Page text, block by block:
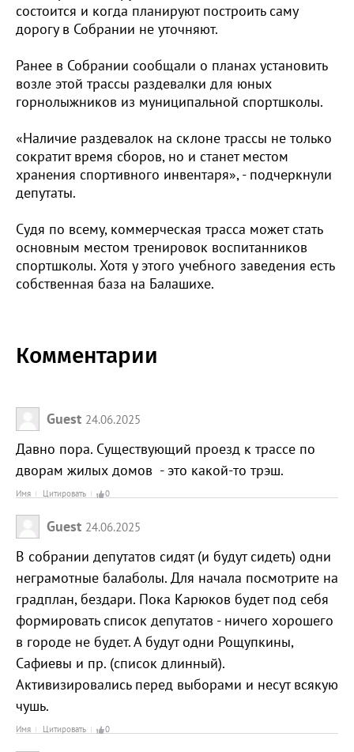
состоится и когда планируют построить саму
дорогу в Собрании не уточняют.
Ранее в Собрании сообщали о планах установить
возле этой трассы раздевалки для юных
горнолыжников из муниципальной спортшколы.
«Наличие раздевалок на склоне трассы не только
сократит время сборов, но и станет местом
хранения спортивного инвентаря», - подчеркнули
депутаты.
Судя по всему, коммерческая трасса может стать
основным местом тренировок воспитанников
спортшколы. Хотя у этого учебного заведения есть
собственная база на Балашихе.
Комментарии
Guest 24.06.2025
Давно пора. Существующий проезд к трассе по
дворам жилых домов - это какой-то трэш.
Имя Цитировать 0
Guest 24.06.2025
В собрании депутатов сидят (и будут сидеть) одни
неграмотные балаболы. Для начала посмотрите на
градплан, бездари. Пока Карюков будет под себя
формировать список депутатов - ничего хорошего
в городе не будет. А будут одни Рощупкины,
Сафиевы и пр. (список длинный).
Активизировались перед выборами и несут всякую
чушь.
Имя Цитировать 0